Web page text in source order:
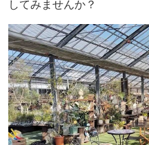
してみませんか？